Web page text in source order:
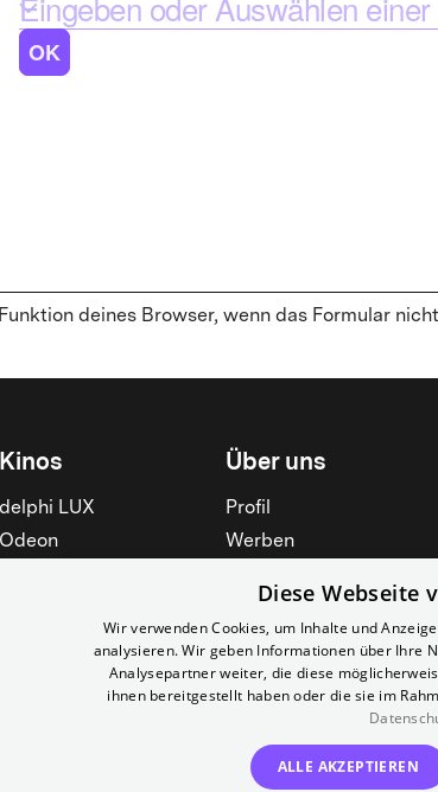
deines Browser, wenn das Formular
Kinos
delphi LUX
Odeon
Über uns
Profil
Werben
Jobs
Kino für Schulen
Diese Webseite
Wir verwenden Cookies, um Inhalte und
analysieren. Wir geben Informationen über Ihre
Analysepartner weiter, die diese
ihnen bereitgestellt haben oder die sie im
ALLE AKZEPTIEREN